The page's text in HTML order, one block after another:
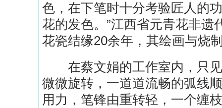
色，在下笔时十分考验匠人的
花的发色。”江西省元青花非
花瓷结缘20余年，其绘画与烧
在蔡文娟的工作室内，只见
微微旋转，一道道流畅的弧线
用力，笔锋由重转轻，一个缠